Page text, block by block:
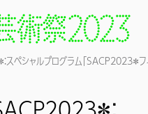
スペシャルプログラム「SACP2023＊フ